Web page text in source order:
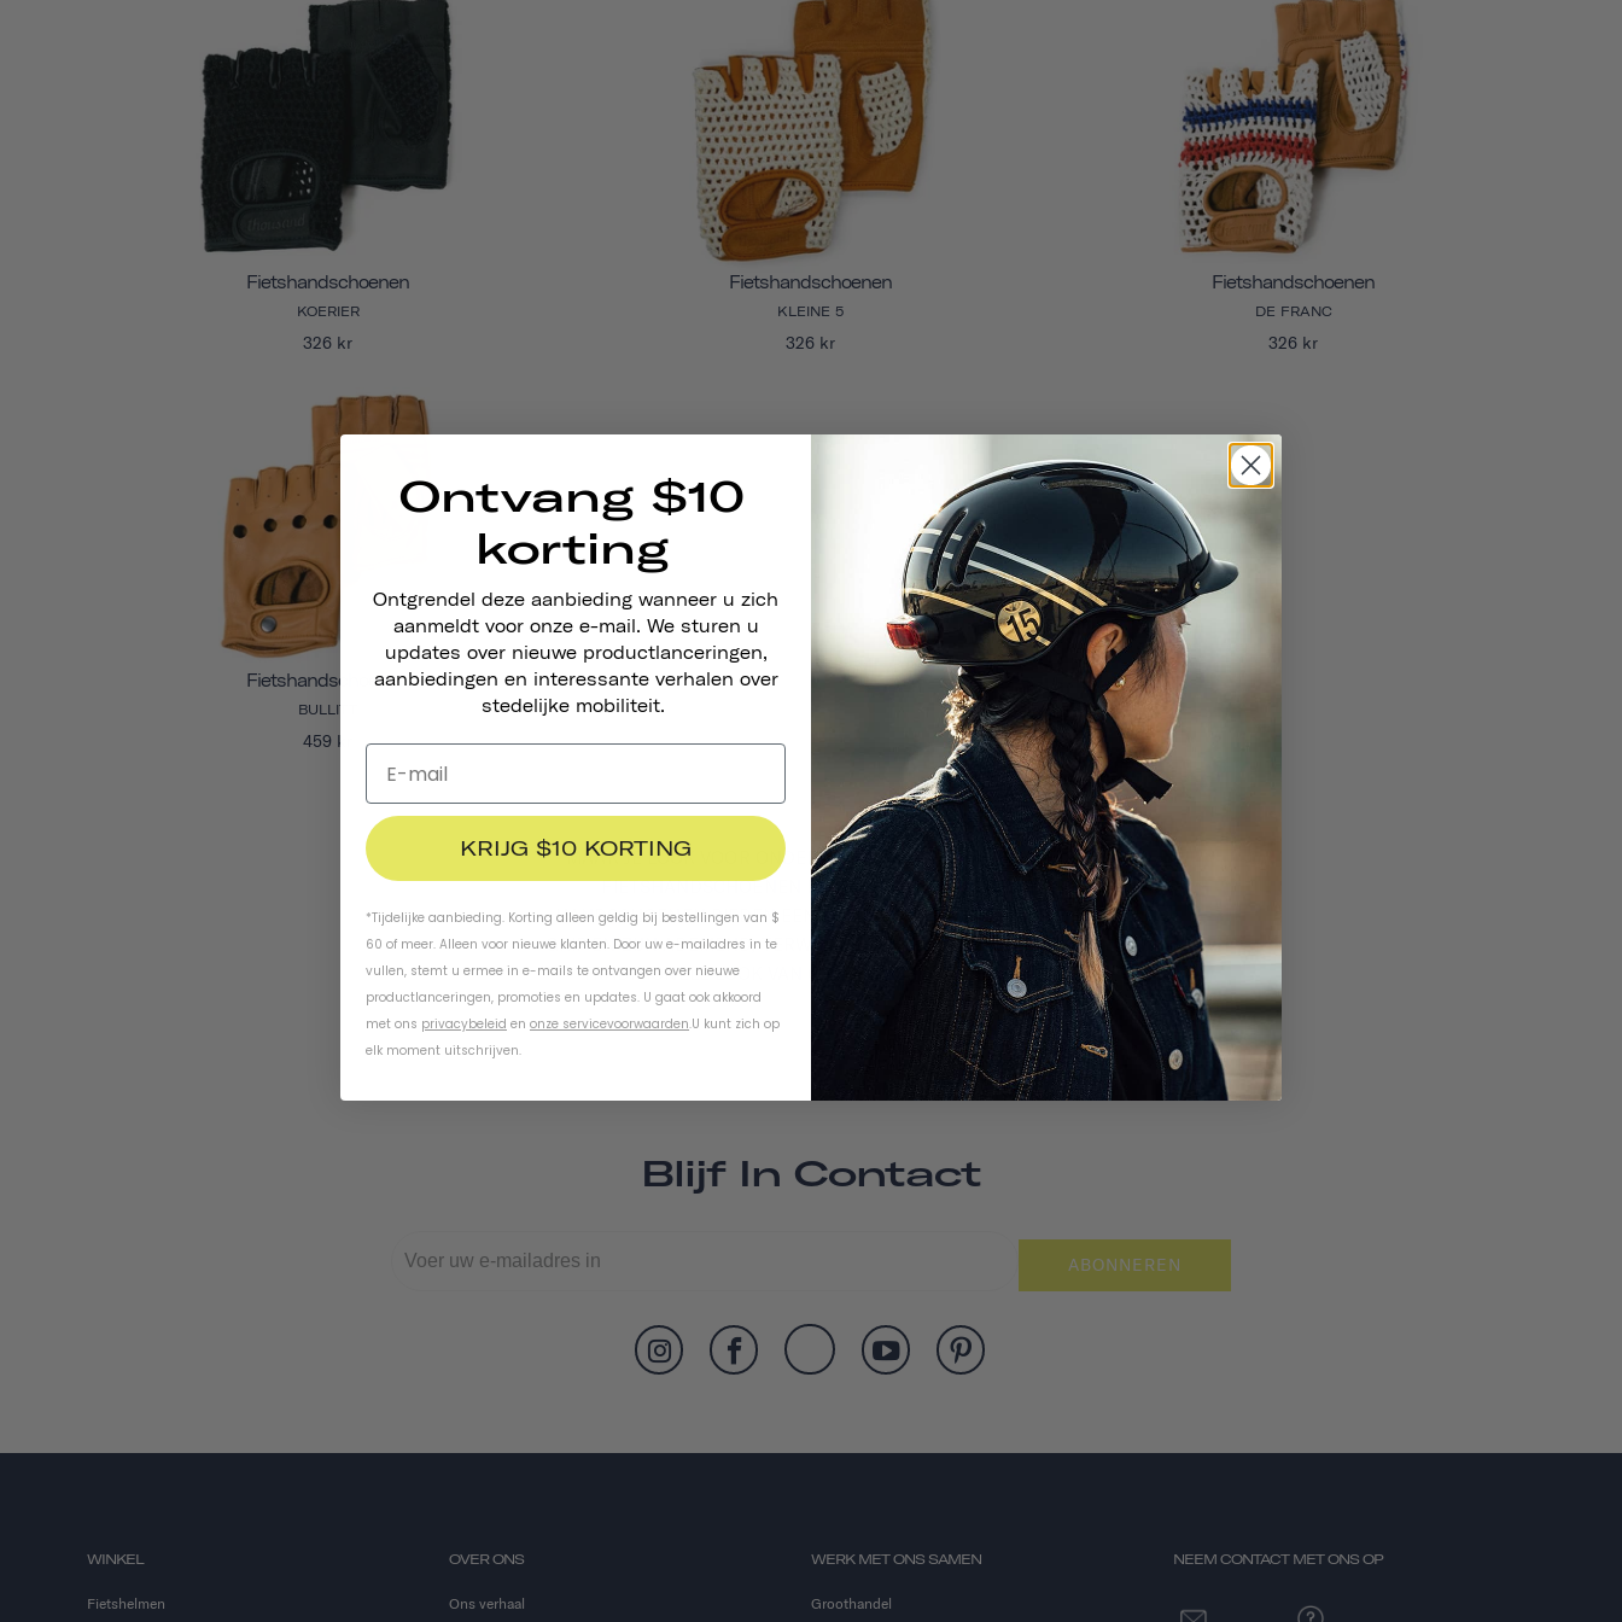
Fietshandschoenen
KOERIER
326 kr
Fietshandschoenen
KLEINE 5
326 kr
Fietshandschoenen
DE FRANC
326 kr
Fietshandschoenen
BULLITT
459 kr
MAAK JE LOOK VOOR ONDERWEG COMPLEET MET ONZE
FIETSHANDSCHOENEN IN JAREN 70-STIJL. ONZE
HANDSCHOENEN BIEDEN EEN DUURZAME, GEWATTEERDE
GRIP EN ZIJN ADEMEND, TERWIJL ZE PERFECT PASSEN BIJ DE
TRADITIONELE LOOK VAN ONZE KLASSIEKE HELMEN.
Blijf In Contact
ABONNEREN
WINKEL
Fietshelmen
OVER ONS
Ons verhaal
WERK MET ONS SAMEN
Groothandel
NEEM CONTACT MET ONS OP
Ontvang $10
korting
Ontgrendel deze aanbieding wanneer u zich
aanmeldt voor onze e-mail. We sturen u
updates over nieuwe productlanceringen,
aanbiedingen en interessante verhalen over
stedelijke mobiliteit.
KRIJG $10 KORTING
*Tijdelijke aanbieding. Korting alleen geldig bij bestellingen van $
60 of meer. Alleen voor nieuwe klanten. Door uw e-mailadres in te
vullen, stemt u ermee in e-mails te ontvangen over nieuwe
productlanceringen, promoties en updates. U gaat ook akkoord
met ons privacybeleid en onze servicevoorwaarden.U kunt zich op
elk moment uitschrijven.